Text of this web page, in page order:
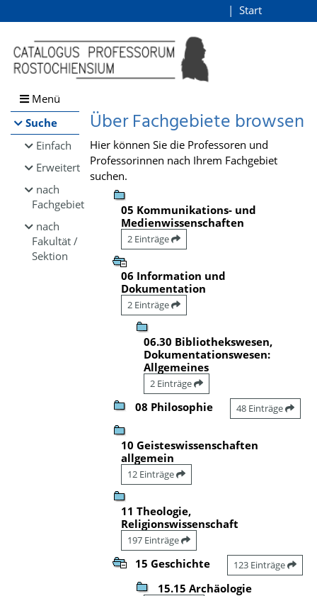
Browsen
direkt zum Inhalt
Start
Menü
Suche
Einfach
Erweitert
nach
Fachgebiet
nach
Fakultät /
Sektion
Über Fachgebiete browsen
Hier können Sie die Professoren und
Professorinnen nach Ihrem Fachgebiet
suchen.
05 Kommunikations- und
Medienwissenschaften
2 Einträge
06 Information und
Dokumentation
2 Einträge
06.30 Bibliothekswesen,
Dokumentationswesen:
Allgemeines
2 Einträge
08 Philosophie 48 Einträge
10 Geisteswissenschaften
allgemein
12 Einträge
11 Theologie,
Religionswissenschaft
197 Einträge
15 Geschichte 123 Einträge
15.15 Archäologie